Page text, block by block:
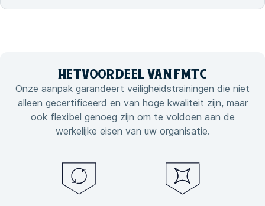
HETVOORDEEL VAN FMTC
Onze aanpak garandeert veiligheidstrainingen die niet
alleen gecertificeerd en van hoge kwaliteit zijn, maar
ook flexibel genoeg zijn om te voldoen aan de
werkelijke eisen van uw organisatie.